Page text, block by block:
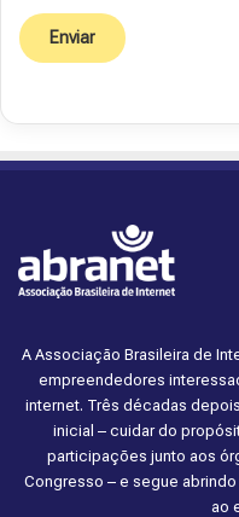
A Associação Brasileira de
empreendedores
internet. Três décadas
inicial – cuidar do
participações junto aos
Congresso – e segue
ao